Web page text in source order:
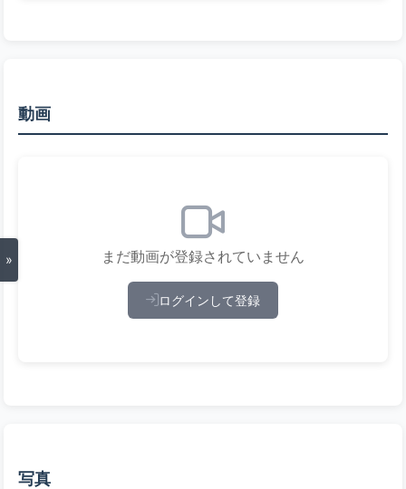
»
動画
まだ動画が登録されていません
ログインして登録
写真